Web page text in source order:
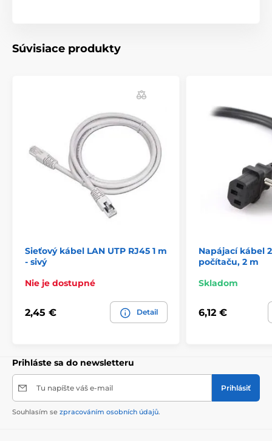
Súvisiace produkty
Sieťový kábel LAN UTP RJ45 1 m
- sivý
Nie je dostupné
2,45 € Detail
Napájací kábel
počítaču, 2 m
Skladom
6,12 €
Prihláste sa do newsletteru
Tu napíšte váš e-mail Prihlásiť
Souhlasím se zpracováním osobních údajů.